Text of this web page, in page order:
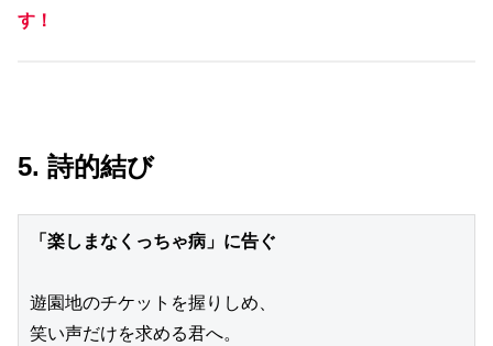
す！
5. 詩的結び
「楽しまなくっちゃ病」に告ぐ
遊園地のチケットを握りしめ、
笑い声だけを求める君へ。